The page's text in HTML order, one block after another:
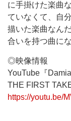
に手掛けた楽曲
ていなくて、自
描いた楽曲なん
合いを持つ曲に
◎映像情報
YouTube『
THE FIRST TAKE
https://youtu.be/